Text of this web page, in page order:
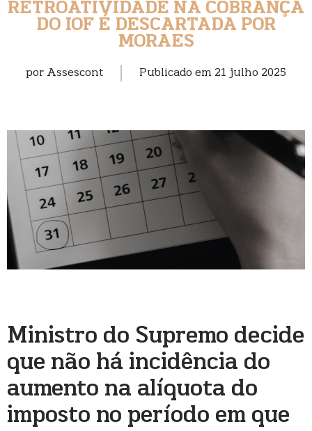
RETROATIVIDADE NA COBRANÇA
DO IOF É DESCARTADA POR
MORAES
por Assescont Publicado em 21 julho 2025
Ministro do Supremo decide
que não há incidência do
aumento na alíquota do
imposto no período em que